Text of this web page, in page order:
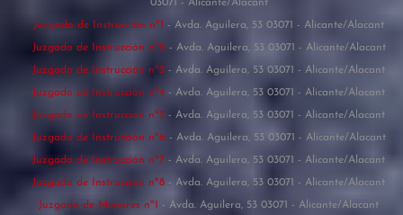
03071 - Alicante/Alacant
Juzgado de Instrucción nº1 - Avda. Aguilera, 53 03071 - Alicante/Alacant
Juzgado de Instrucción nº2 - Avda. Aguilera, 53 03071 - Alicante/Alacant
Juzgado de Instrucción nº3 - Avda. Aguilera, 53 03071 - Alicante/Alacant
Juzgado de Instrucción nº4 - Avda. Aguilera, 53 03071 - Alicante/Alacant
Juzgado de Instrucción nº5 - Avda. Aguilera, 53 03071 - Alicante/Alacant
Juzgado de Instrucción nº6 - Avda. Aguilera, 53 03071 - Alicante/Alacant
Juzgado de Instrucción nº7 - Avda. Aguilera, 53 03071 - Alicante/Alacant
Juzgado de Instrucción nº8 - Avda. Aguilera, 53 03071 - Alicante/Alacant
Juzgado de Menores nº1 - Avda. Aguilera, 53 03071 - Alicante/Alacant